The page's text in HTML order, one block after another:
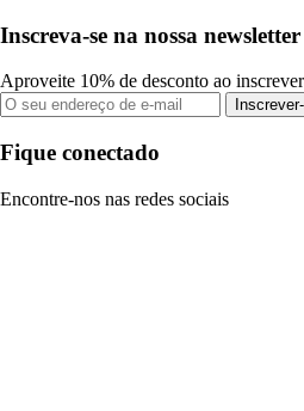
Inscreva-se na nossa newsletter
Aproveite 10% de desconto ao
Fique conectado
Encontre-nos nas redes sociais